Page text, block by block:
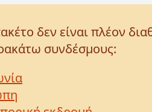
δεν είναι πλέον
συνδέσμους: